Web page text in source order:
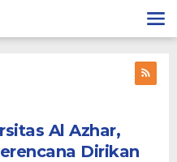
Al Azhar,
Dirikan